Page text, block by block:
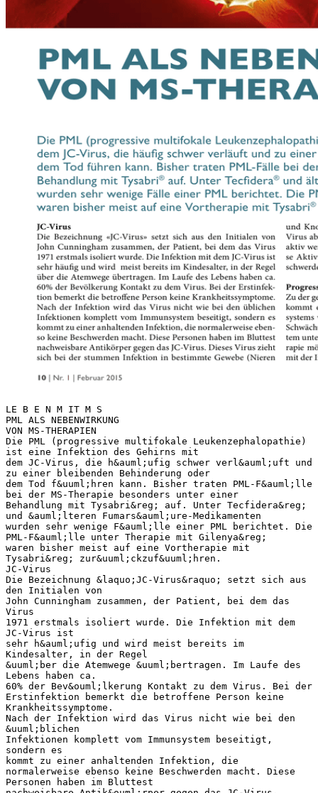
LE B E N M IT M S PML ALS NEBENWIRKUNG VON MS-THERAPIEN Die PML (progressive multifokale Leukenzephalopathie) ist eine Infektion des Gehirns mit dem JC-Virus, die h&auml;ufig schwer verl&auml;uft und zu einer bleibenden Behinderung oder dem Tod f&uuml;hren kann. Bisher traten PML-F&auml;lle bei der MS-Therapie besonders unter einer Behandlung mit Tysabri&reg; auf. Unter Tecfidera&reg; und &auml;lteren Fumars&auml;ure-Medikamenten wurden sehr wenige F&auml;lle einer PML berichtet. Die PML-F&auml;lle unter Therapie mit Gilenya&reg; waren bisher meist auf eine Vortherapie mit Tysabri&reg; zur&uuml;ckzuf&uuml;hren. JC-Virus Die Bezeichnung &laquo;JC-Virus&raquo; setzt sich aus den Initialen von John Cunningham zusammen, der Patient, bei dem das Virus 1971 erstmals isoliert wurde. Die Infektion mit dem JC-Virus ist sehr h&auml;ufig und wird meist bereits im Kindesalter, in der Regel &uuml;ber die Atemwege &uuml;bertragen. Im Laufe des Lebens haben ca. 60% der Bev&ouml;lkerung Kontakt zu dem Virus. Bei der Erstinfektion bemerkt die betroffene Person keine Krankheitssymptome. Nach der Infektion wird das Virus nicht wie bei den &uuml;blichen Infektionen komplett vom Immunsystem beseitigt, sondern es kommt zu einer anhaltenden Infektion, die normalerweise ebenso keine Beschwerden macht. Diese Personen haben im Bluttest nachweisbare Antik&ouml;rper gegen das JC-Virus. Dieses Virus zieht sich bei der stummen Infektion in bestimmte Gewebe (Nieren 10 | Nr. 1 | Februar 2015 und Knochenmark) zur&uuml;ck. In diesem Ruhezustand kann das Virus aber von Zeit zu Zeit bei einem Teil der Patienten wieder aktiv werden und wird dann im Urin ausgeschieden. Auch diese Aktivierung bzw. Reaktivierung des Virus ist nicht mit Beschwerden f&uuml;r den Patienten verbunden. Progressive multifokale Leukenzephalopathie (PML) Zu der gef&auml;hrlichen Infektion des Gehirns mit dem JC-Virus PML kommt es eigentlich nur, wenn eine Schw&auml;chung des Immunsystems vorliegt. Dies ist zum einen durch eine medikament&ouml;se Schw&auml;chung z. B. durch eine immunsupprimierende (Immunsystem unterdr&uuml;ckende) Therapie oder im Rahmen einer Chemotherapie m&ouml;glich; zum anderen wurde die PML auch bei Patienten mit der Immunschw&auml;cheerkrankung AIDS beschrieben. LE B E N M IT M S In all diesen F&auml;llen ist das Immunsystem nicht mehr in der Lage, das Virus ad&auml;quat in Schach zu halten. Man geht davon aus, dass das Virus seine genetische Struktur ver&auml;ndert und sich dadurch im Gehirn besser vermehren kann. Bei einem verminderten Immunschutz kann sich die Infektion im Hirngewebe nahezu ungehindert ausbreiten und f&uuml;hrt zu einer Zerst&ouml;rung der Myelinscheiden im Gehirn. Die PML kann zum Teil &auml;hnliche Beschwerden wie ein MS-Schub hervorrufen, wobei die Symptome bei der PML sich h&auml;ufig &uuml;ber einen l&auml;ngeren Zeitraum m&auml;ssig schnell entwickeln und, wenn sie f&auml;lschlicherweise als MS Schub interpretiert werden, sich typischerweise nicht auf eine Kortisontherapie bessern. Eine solche Gehirn-Infektion mit dem JC-Virus f&uuml;hrt h&auml;ufig zu einer schweren, bleibenden Behinderung oder seltener auch zum Tod. PML unter MS-Therapeutika Generell ist das Risiko f&uuml;r eine PML bei allen immunsupprimierenden Therapien erh&ouml;ht. Der Mechanismus der Immunmodulation unter Tysabri&reg; birgt verglichen zu anderen Therapien aber ein besonders hohes Risiko f&uuml;r eine PML. Der Grund ist bisher nicht bekannt, aber es wurden bestimmte Faktoren identifiziert, die das Risiko einer PML w&auml;hrend einer Tysabri&reg;-Therapie besser absch&auml;tzen lassen. Auch unter einer Therapie mit Fumars&auml;ure-Gemischen zur Behandlung der Schuppenflechte wurden bislang 4 F&auml;lle einer PML berichtet. Bisher wurde ein PML-Fall unter Tecfidera&reg;-Therapie bei MS festgestellt. Aufgrund der geringen Fallzahl unter Fumarat-Therapie k&ouml;nnen bisher nur wenige Angaben hinsichtlich Risikoabsch&auml;tzung und Prognose gegeben werden. Der eine PML Fall unter Tecfidera&reg;-Therapie bei MS zeigte einen schweren Verlauf mit t&ouml;dlichem Ausgang. Neben einer begleitenden immunsuppressiven Therapie, wie sie teilweise bei Schuppenflechte Patienten zus&auml;tzlich zu Fumars&auml;ure-Gemischen durchgef&uuml;hrt wurden, scheint ein weiterer Risikofaktor f&uuml;r die Entwicklung einer PML unter Fumars&auml;ure eine lang anhaltende Verminderung der Lymphozyten (Untergruppe der weissen Blutk&ouml;rperchen) im Blut zu sein. Zur Reduktion des PML-Risikos unter Tecfidera&reg;-Therapie wird deshalb empfohlen, das Blutbild regelm&auml;ssig zu kontrollieren und bei Lymphozytenerniedrigung unter 500/&micro;l die Therapie zu pausieren. In Anbetracht der grossen Zahl von Patienten, die bisher mit Fumars&auml;ure-Pr&auml;paraten behandelt wurde, und der sehr geringen Zahl von PML-F&auml;llen wird das Risiko unter Tecfidera&reg; als sehr gering eingesch&auml;tzt. Inzwischen wurden auch einige PML-F&auml;lle unter Gilenya&reg;-Therapie berichtet. Mit der Ausnahme eines einzelnen Falles traten diese PML-F&auml;lle im Rahmen der Therapieumstellung von Tysabri&reg; auf Gilenya&reg; auf. Kernspintomographische Anzeichen einer unterschwelligen PML bereits unter Tysabri&reg;-Therapie und die FORTE MEIENBERGS MEINUNG Auch das noch! Im letzten September wachte ich eines Morgens nicht auf, sondern lag zuckend, sch&auml;umend und st&ouml;hnend neben meiner Frau im Bett. Daf&uuml;r war dann meine Frau Franziska sehr schnell sehr wach und rief einen Notarzt, der eine halbe Stunde sp&auml;ter auch kam. Nach einer kurzen Untersuchung bestellte er einen Krankenwagen und wies mich ins Unispital ein. &laquo;Das war ein epileptischer Anfall&raquo;, erkl&auml;rte mir die &Auml;rztin am n&auml;chsten Tag, als ich wieder einigermassen bei Sinnen war. Und das k&ouml;nne schon mal vorkommen, bei einer so schweren neurologischen Erkrankung wie der Multiplen Sklerose. Am &uuml;bern&auml;chsten Tag ging es mir wieder viel besser und ich bestand darauf, nach Hause zu gehen. Das Unispital ist ein sehr betriebsames Krankenhaus, und so liess man mich wieder gehen. Was viel zu fr&uuml;h war. Zuhause klappte n&auml;mlich gar nichts mehr. Ich brachte zum Beispiel nicht mal mehr meine F&uuml;sse auf die Klappen am Rollstuhl. Ganz zu schweigen von den Transfers auf die Toilette oder ins Bett. Immer und &uuml;berall musste Franziska mir helfen. F&uuml;r meine Frau, wie f&uuml;r mich selbst, war das ein unm&ouml;glicher Zustand, also ging es nach sechs Tagen zur&uuml;ck ins Spital. Diesmal aber nach M&auml;nnedorf, wo ich schon nach meinem Darmverschluss gelegen habe. Dort blieb ich dann noch eine Woche und darauf noch einmal drei Wochen in der Rehaklinik in Kilchberg, wo ich dann tats&auml;chlich zu meiner alten Kraft zur&uuml;ckfand. Wenigstens einigermassen. Den Rollstuhl musste ich aber schon wieder mit nach Hause nehmen. Reto Meienberg Nr. 1 | Februar 2015 | 11 10.2014/037699 Mit wegweisenden Therapien komplexen Erkrankungen begegnen. Ihr Partner bei seltenen Erkrankungen und Multipler Sklerose Visit www.genzyme.ch sanofi-aventis (schweiz) ag | 3, route de Montfleury | 1214 Vernier 12 | Nr. 1 | Februar 2015 LE B E N M IT M S Erreger und Viren halten das Immunsystem auf Trab. h&auml;ufig nur sehr kurze Therapiedauer von Gilenya&reg; sprechen am ehesten daf&uuml;r, dass die PML Folge der Tysabri&reg;-Therapie war. Bisher wurde ein Fall einer PML unter Gilenya&reg;-Therapie ohne vorherige Tysabri&reg;-Behandlung beschrieben. Das Risiko, unter Gilenya&reg;-Therapie eine PML zu erleiden, wird weiterhin als &auml;usserst gering eingesch&auml;tzt. Diagnose und Behandlung bei einer PML Bei Verdacht auf eine PML Manifestation sollte rasch eine MRI Untersuchung des Gehirns durchgef&uuml;hrt werden. Im MRI k&ouml;nnen teilweise bereits vor den ersten Symptomen erste PML verd&auml;chtige Ver&auml;nderungen beobachtet werden. Bei MS Patienten, die ein potentiell hohes Risiko haben eine PML zu entwickeln, werden daher engmaschige MRI Verlaufskontrollen empfohlen. Bei Verdacht auf eine allf&auml;llige PML sollte immer auch eine Lumbalpunktion und anschliessende Untersuchung des Liquors (Nervenwasser) auf das Vorliegen von JC-Virus erfolgen. Eine urs&auml;chliche Behandlung der PML gibt es leider noch nicht. Ziel der aktuellen Therapien ist es, das Immunsystem wieder in Gang zu bringen, so dass es die Virusinfektion bek&auml;mpfen kann. Bei Verdacht auf eine PML sollte deshalb die Behandlung mit immunmodulierenden/-suppressiven Therapien sofort gestoppt werden. PML Risikoabsch&auml;tzung und Therapieentscheidungen bei MS Da die JC-Virus-Infektion des Gehirns bisher nur sehr schlecht behandelbar ist, haben sich die Forschungen der letzten Jahre darauf konzentriert, Risikofaktoren f&uuml;r die Entwicklung einer PML zu identifizieren. F&uuml;r Gilenya&reg; gibt es aufgrund der geringen Anzahl von PML F&auml;llen keine verl&auml;sslichen Untersuchungen im Hinblick auf m&ouml;gliche Risikofaktoren. Bei Fumars&auml;ure-Pr&auml;paraten und Tecfidera&reg; sollte darauf geachtet werden, dass die Lymphozyten-Werte nicht l&auml;ngerfristig unter 500/&micro;l liegen. FORTE Grunds&auml;tzlich gilt, dass immunsuppressive Kombinationstherapien das Risiko einer PML erh&ouml;hen k&ouml;nnen; Gilenya&reg; und Tecfidera&reg; sind daher stets einzeln, nicht in Kombination anzuwenden. Bisher wurden rund 500 mit Tysabri&reg; in Zusammenhang stehende PML F&auml;lle weltweit bekannt. Anhand dieser F&auml;lle konnten bisher drei Risikofaktoren identifiziert werden, die eine Absch&auml;tzung dar&uuml;ber erlauben, wie hoch das Risiko ist unter Behandlung mit Tysabri&reg; eine PML zu entwickeln: ■ die Behandlungsdauer mit Tysabri ■eine immunsuppressive Vorbehandlung ■eine Antik&ouml;rperantwort gegen das JC-Virus im Serum/Blut Das h&ouml;chste Risiko, eine Tysabri&reg;-bedingte PML zu entwickeln, haben Patienten mit positivem JCV-Antik&ouml;rper-Status, die vor Tysabri&reg; bereits eine Behandlung mit immunsuppressiven Medikamen